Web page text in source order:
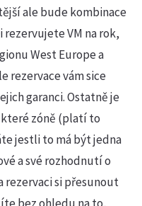
ale bude kombinace
rezervujete VM na rok,
West Europe a
rezervace vám sice
garanci. Ostatně je
zóně (platí to
jestli to má být jedna
a své rozhodnutí o
rezervaci si přesunout